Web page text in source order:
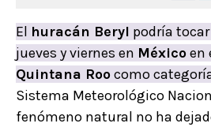
El huracán Beryl podría
jueves y viernes en Méxicoen
Quintana Roocomo
Sistema Meteorológico
fenómeno natural no ha